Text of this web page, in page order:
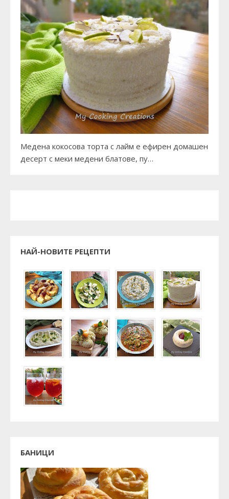
Медена кокосова торта с лайм е ефирен домашен
десерт с меки медени блатове, пу…
НАЙ-НОВИТЕ РЕЦЕПТИ
БАНИЦИ